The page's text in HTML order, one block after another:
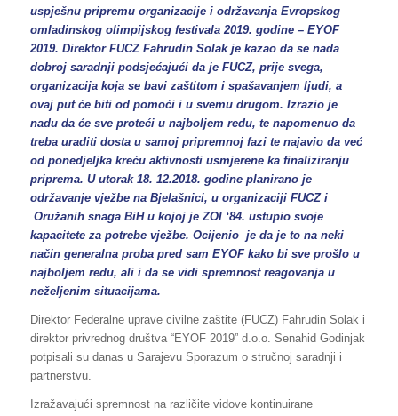
uspješnu pripremu organizacije i održavanja Evropskog
omladinskog olimpijskog festivala 2019. godine – EYOF
2019. Direktor FUCZ Fahrudin Solak je kazao da se nada
dobroj saradnji podsjećajući da je FUCZ, prije svega,
organizacija koja se bavi zaštitom i spašavanjem ljudi, a
ovaj put će biti od pomoći i u svemu drugom. Izrazio je
nadu da će sve proteći u najboljem redu, te napomenuo da
treba uraditi dosta u samoj pripremnoj fazi te najavio da već
od ponedjeljka kreću aktivnosti usmjerene ka finaliziranju
priprema. U utorak 18. 12.2018. godine planirano je
održavanje vježbe na Bjelašnici, u organizaciji FUCZ i
Oružanih snaga BiH u kojoj je ZOI ‘84. ustupio svoje
kapacitete za potrebe vježbe. Ocijenio je da je to na neki
način generalna proba pred sam EYOF kako bi sve prošlo u
najboljem redu, ali i da se vidi spremnost reagovanja u
neželjenim situacijama.
Direktor Federalne uprave civilne zaštite (FUCZ) Fahrudin Solak i
direktor privrednog društva “EYOF 2019” d.o.o. Senahid Godinjak
potpisali su danas u Sarajevu Sporazum o stručnoj saradnji i
partnerstvu.
Izražavajući spremnost na različite vidove kontinuirane